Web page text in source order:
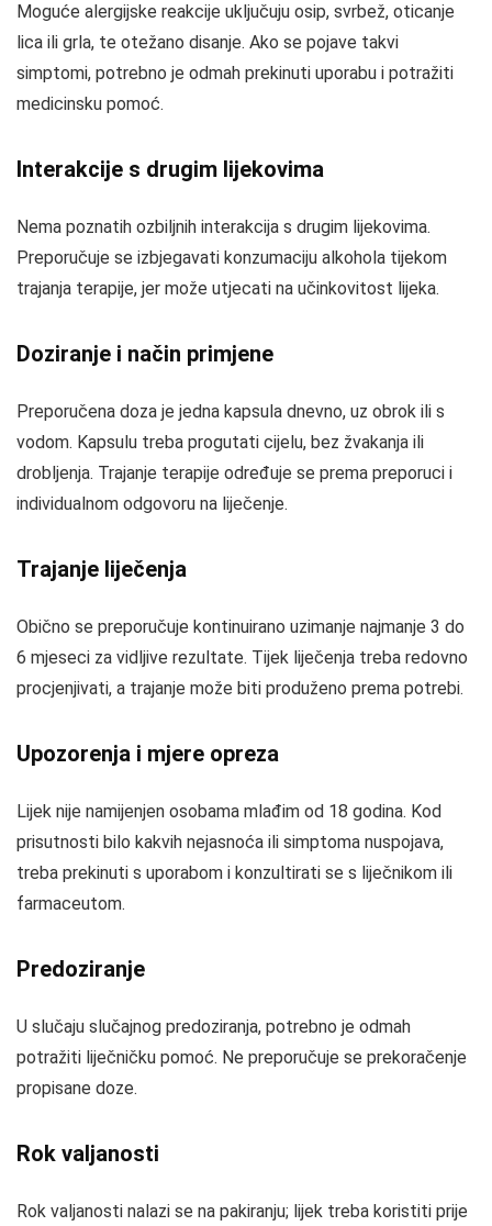
Moguće alergijske reakcije uključuju osip, svrbež, oticanje
lica ili grla, te otežano disanje. Ako se pojave takvi
simptomi, potrebno je odmah prekinuti uporabu i potražiti
medicinsku pomoć.
Interakcije s drugim lijekovima
Nema poznatih ozbiljnih interakcija s drugim lijekovima.
Preporučuje se izbjegavati konzumaciju alkohola tijekom
trajanja terapije, jer može utjecati na učinkovitost lijeka.
Doziranje i način primjene
Preporučena doza je jedna kapsula dnevno, uz obrok ili s
vodom. Kapsulu treba progutati cijelu, bez žvakanja ili
drobljenja. Trajanje terapije određuje se prema preporuci i
individualnom odgovoru na liječenje.
Trajanje liječenja
Obično se preporučuje kontinuirano uzimanje najmanje 3 do
6 mjeseci za vidljive rezultate. Tijek liječenja treba redovno
procjenjivati, a trajanje može biti produženo prema potrebi.
Upozorenja i mjere opreza
Lijek nije namijenjen osobama mlađim od 18 godina. Kod
prisutnosti bilo kakvih nejasnoća ili simptoma nuspojava,
treba prekinuti s uporabom i konzultirati se s liječnikom ili
farmaceutom.
Predoziranje
U slučaju slučajnog predoziranja, potrebno je odmah
potražiti liječničku pomoć. Ne preporučuje se prekoračenje
propisane doze.
Rok valjanosti
Rok valjanosti nalazi se na pakiranju; lijek treba koristiti prije